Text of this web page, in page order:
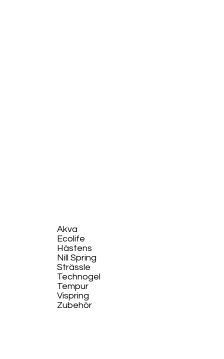
Akva
Ecolife​
Hästens
Nill Spring
Strässle
Technogel
Tempur
Vispring
Zubehör